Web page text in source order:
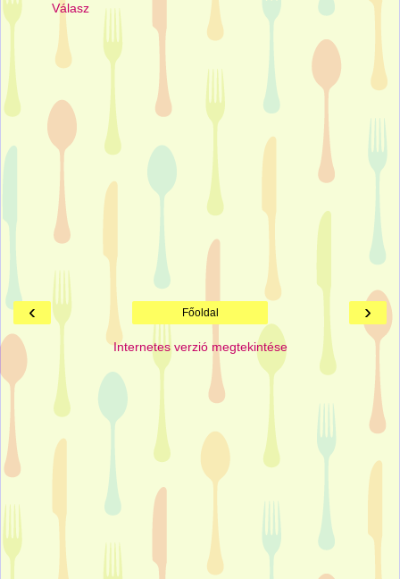
Válasz
‹ ›
Főoldal
Internetes verzió megtekintése